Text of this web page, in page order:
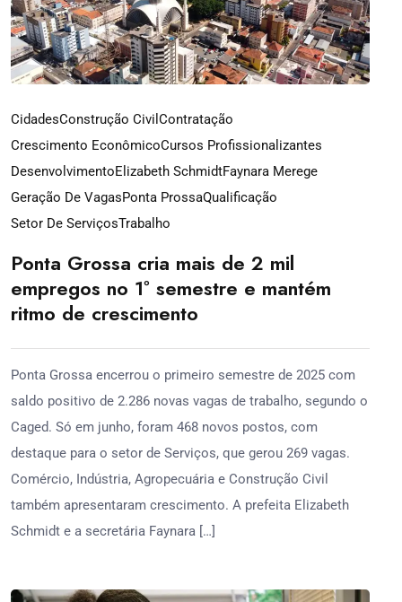
CidadesConstrução Civil Contratação
Crescimento EconômicoCursos Profissionalizantes
DesenvolvimentoElizabeth SchmidtFaynara Merege
Geração De VagasPonta ProssaQualificação
Setor De ServiçosTrabalho
Ponta Grossa cria mais de 2 mil
empregos no 1º semestre e mantém
ritmo de crescimento
Ponta Grossa encerrou o primeiro semestre de 2025 com
saldo positivo de 2.286 novas vagas de trabalho, segundo o
Caged. Só em junho, foram 468 novos postos, com
destaque para o setor de Serviços, que gerou 269 vagas.
Comércio, Indústria, Agropecuária e Construção Civil
também apresentaram crescimento. A prefeita Elizabeth
Schmidt e a secretária Faynara […]